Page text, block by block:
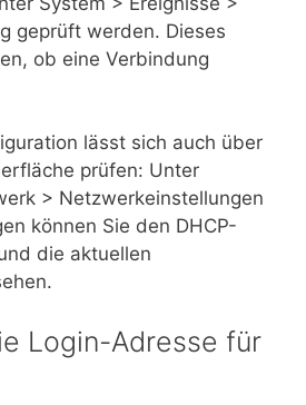
geprüft werden. Dieses
ob eine Verbindung
lässt sich auch über
prüfen: Unter
> Netzwerkeinstellungen
können Sie den DHCP-
die aktuellen
Login-Adresse für